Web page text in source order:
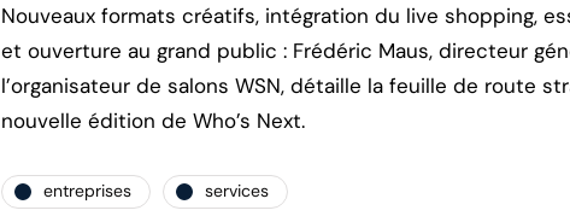
Nouveaux formats créatifs, intégration du live shopping,
et ouverture au grand public : Frédéric Maus, directeur
l’organisateur de salons WSN, détaille la feuille de route
nouvelle édition de Who’s Next.
entreprises services